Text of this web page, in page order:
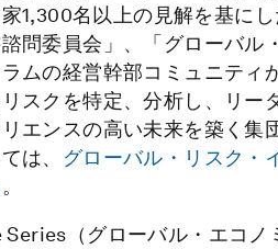
1,300名以上の見解を基に
問委員会」、「グローバル
ムの経営幹部コミュニティ
スクを特定、分析し、リー
エンスの高い未来を築く集
は、
グローバル・リスク・
。
（グローバル・エコノ